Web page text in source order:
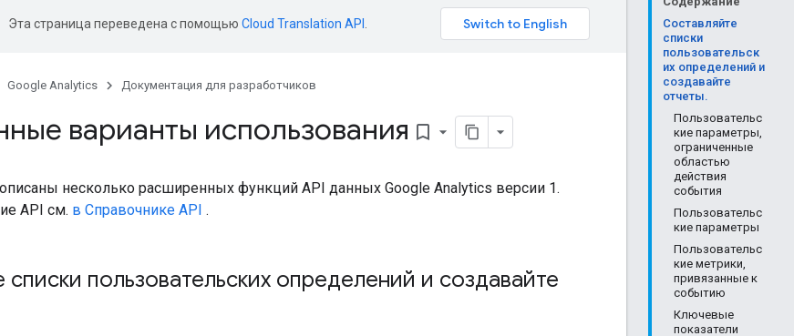
Составляйте
списки
пользовательск
их определений и
создавайте
отчеты.
Пользовательс
кие параметры,
ограниченные
областью
действия
события
Пользовательс
кие параметры
Пользовательс
кие метрики,
привязанные к
событию
Ключевые
показатели
Эта страница переведена с помощью Cloud Translation API
Google Analytics Документация для разработчиков
варианты использования bookmark_border
несколько расширенных функций API данных Google Analytics версии 1.
API см. в Справочнике API .
списки пользовательских определений и создавайте